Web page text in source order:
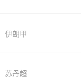
伊朗甲
苏丹超